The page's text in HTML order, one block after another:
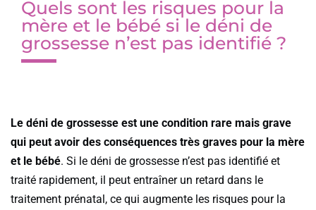
Quels sont les risques pour la
mère et le bébé si le déni de
grossesse n’est pas identifié ?
Le déni de grossesse est une condition rare mais grave
qui peut avoir des conséquences très graves pour la mère
et le bébé. Si le déni de grossesse n’est pas identifié et
traité rapidement, il peut entraîner un retard dans le
traitement prénatal, ce qui augmente les risques pour la